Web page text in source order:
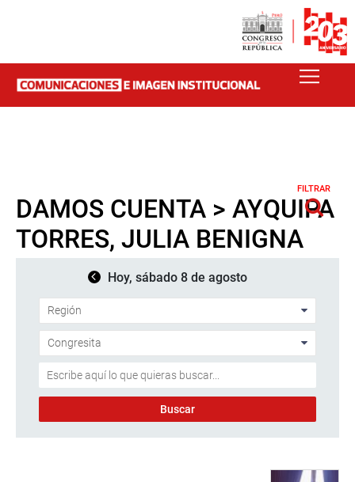
DAMOS CUENTA > AYQUIPA
TORRES, JULIA BENIGNA
FILTRAR
Hoy, sábado 8 de agosto